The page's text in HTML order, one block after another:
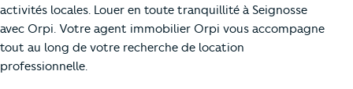
activités locales. Louer en toute tranquillité à Seignosse
avec Orpi. Votre agent immobilier Orpi vous accompagne
tout au long de votre recherche de location
professionnelle.